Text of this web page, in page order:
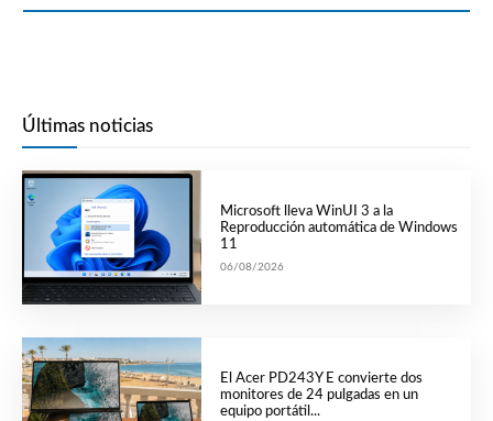
Últimas noticias
Microsoft lleva WinUI 3 a la
Reproducción automática de Windows
11
06/08/2026
El Acer PD243Y E convierte dos
monitores de 24 pulgadas en un
equipo portátil...